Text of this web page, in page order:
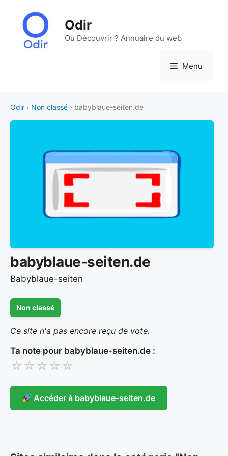
contenu
Odir
Où Découvrir ? Annuaire du web
Menu
Odir › Non classé › babyblaue-seiten.de
babyblaue-seiten.de
Babyblaue-seiten
Non classé
Ce site n'a pas encore reçu de vote.
Ta note pour babyblaue-seiten.de :
☆ ☆ ☆ ☆ ☆
Accéder à babyblaue-seiten.de